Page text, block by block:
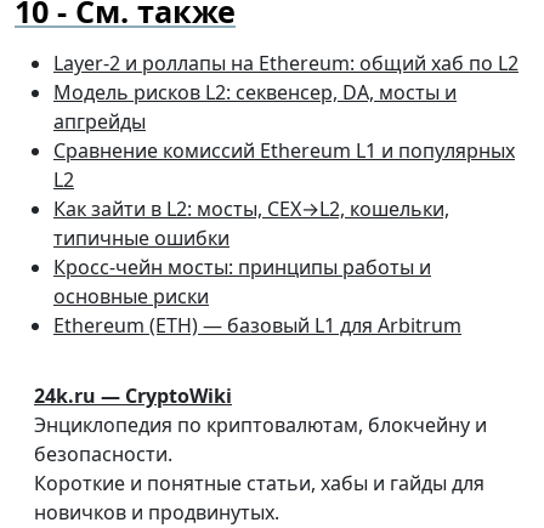
См. также
Layer-2 и роллапы на Ethereum: общий хаб по L2
Модель рисков L2: секвенсер, DA, мосты и
апгрейды
Сравнение комиссий Ethereum L1 и популярных
L2
Как зайти в L2: мосты, CEX→L2, кошельки,
типичные ошибки
Кросс-чейн мосты: принципы работы и
основные риски
Ethereum (ETH) — базовый L1 для Arbitrum
24k.ru — CryptoWiki
Энциклопедия по криптовалютам, блокчейну и
безопасности.
Короткие и понятные статьи, хабы и гайды для
новичков и продвинутых.